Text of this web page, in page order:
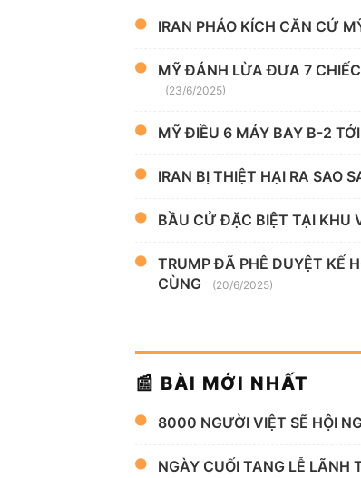
IRAN PHÁO KÍCH CĂN CỨ
MỸ ĐÁNH LỪA ĐƯA 7
(23/6/2025)
MỸ ĐIỀU 6 MÁY BAY B-2
IRAN BỊ THIỆT HẠI RA SAO
BẦU CỬ ĐẶC BIỆT TẠI KHU
TRUMP ĐÃ PHÊ DUYỆT KẾ
CÙNG
(20/6/2025)
📰 BÀI MỚI NHẤT
8000 NGƯỜI VIỆT SẼ HỘI
NGÀY CUỐI TANG LỄ LÃNH